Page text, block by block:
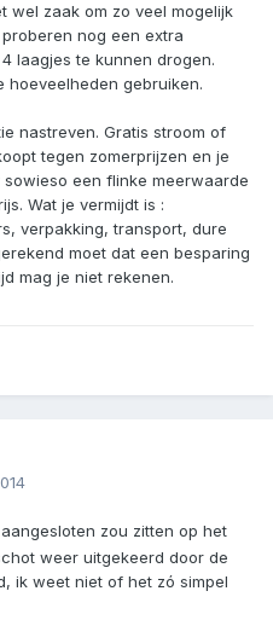
wel zaak om zo veel mogelijk
nog een extra
laagjes te kunnen drogen.
hoeveelheden gebruiken.
nastreven. Gratis stroom of
tegen zomerprijzen en je
een flinke meerwaarde
Wat je vermijdt is :
verpakking, transport, dure
moet dat een besparing
mag je niet rekenen.
zou zitten op het
weer uitgekeerd door de
ik weet niet of het zó simpel